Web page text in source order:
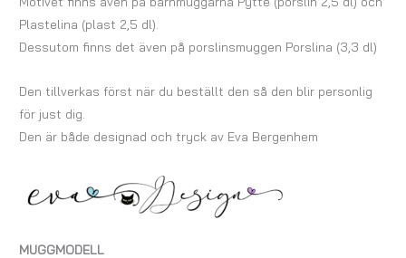
Plastelina (plast 2,5 dl).
Dessutom finns det även på porslinsmuggen Porslina (3,3 dl)
Den tillverkas först när du beställt den så den blir personlig
för just dig.
Den är både designad och tryck av Eva Bergenhem
MUGGMODELL